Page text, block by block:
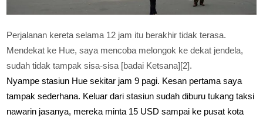
Perjalanan kereta selama 12 jam itu berakhir tidak terasa.
Mendekat ke Hue, saya mencoba melongok ke dekat jendela,
sudah tidak tampak sisa-sisa [badai Ketsana][2].
Nyampe stasiun Hue sekitar jam 9 pagi. Kesan pertama saya
tampak sederhana. Keluar dari stasiun sudah diburu tukang taksi
nawarin jasanya, mereka minta 15 USD sampai ke pusat kota